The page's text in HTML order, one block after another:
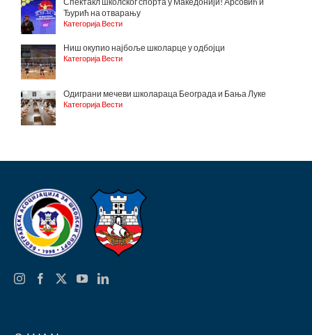
Ђурић на отварању
Категорија Вести
Ниш окупио најбоље школарце у одбојци
Категорија Вести
Одиграни мечеви школараца Београда и Бања Луке
Категорија Вести